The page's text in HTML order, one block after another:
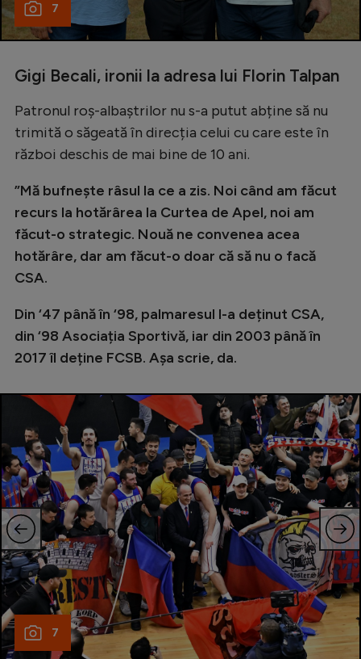
7
Gigi Becali, ironii la adresa lui Florin Talpan
Patronul roș-albaștrilor nu s-a putut abține să nu
trimită o săgeată în direcția celui cu care este în
război deschis de mai bine de 10 ani.
”Mă bufnește râsul la ce a zis. Noi când am făcut
recurs la hotărârea la Curtea de Apel, noi am
făcut-o strategic. Nouă ne convenea acea
hotărâre, dar am făcut-o doar că să nu o facă
CSA.
Din ‘47 până în ‘98, palmaresul l-a deținut CSA,
din ‘98 Asociația Sportivă, iar din 2003 până în
2017 îl deține FCSB. Așa scrie, da.
7